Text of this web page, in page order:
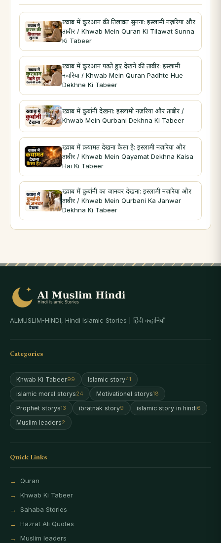
ख़्वाब में क़ुरआन की तिलावत सुनना: इस्लामी नज़रिया और
ताबीर / Khwab Mein Quran Ki Tilawat Sunna
Ki Tabeer
ख़्वाब में क़ुरआन पढ़ते हुए देखने की ताबीर: इस्लामी
नज़रिया / Khwab Mein Quran Padhte Hue
Dekhne Ki Tabeer
ख़्वाब में क़ुर्बानी देखना: इस्लामी नज़रिया और ताबीर /
Khwab Mein Qurbani Dekhna Ki Tabeer
ख़्वाब में क़यामत देखना कैसा है: इस्लामी नज़रिया और
ताबीर / Khwab Mein Qayamat Dekhna Kaisa
Hai Ki Tabeer
ख़्वाब में क़ुर्बानी का जानवर देखना: इस्लामी नज़रिया और
ताबीर / Khwab Mein Qurbani Ka Janwar
Dekhna Ki Tabeer
ALMUSLIM-HINDI, Hindi Islamic Stories | हिंदी कहानियाँ
Categories
Khwab Ki Tabeer99 Islamic story41
islamic moral storys24 Motivationel storys18
Prophet storys13 ibratnak story9 islamic story in hindi6
Muslim leaders2
Quick Links
Quran
Khwab Ki Tabeer
Sahaba Stories
Hazrat Ali Quotes
Muslim leaders